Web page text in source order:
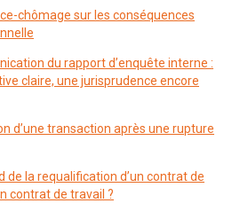
chômage sur les conséquences
du rapport d’enquête interne :
claire, une jurisprudence encore
d’une transaction après une rupture
de la requalification d’un contrat de
contrat de travail ?